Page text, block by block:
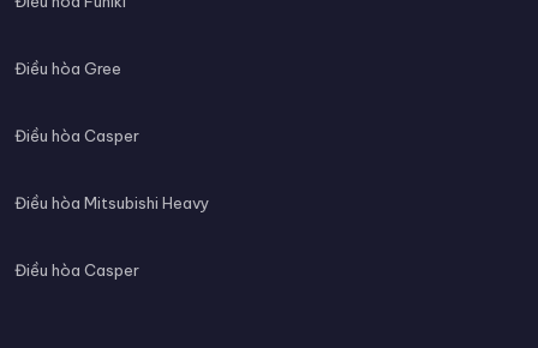
Điều hòa Gree
Điều hòa Casper
Điều hòa Mitsubishi Heavy
Điều hòa Casper